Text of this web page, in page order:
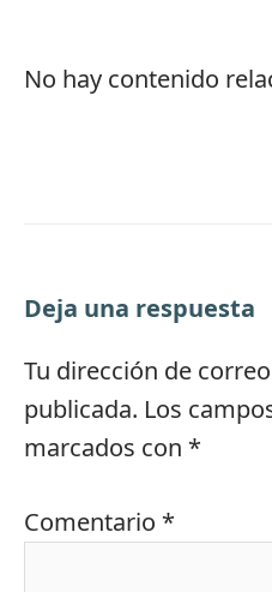
No hay contenido
Deja una respuesta
Tu dirección de
publicada. Los
marcados con *
Comentario *